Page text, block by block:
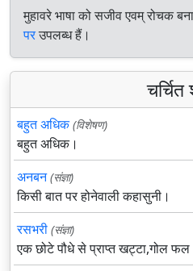
मुहावरे भाषा को सजीव एवम् रोचक
परउपलब्ध हैं।
चर्चित
बहुत अधिक (विशेषण)
बहुत अधिक।
अनबन (संज्ञा)
किसी बात पर होनेवाली कहासुनी।
रसभरी (संज्ञा)
एक छोटे पौधे से प्राप्त खट्टा,गोल